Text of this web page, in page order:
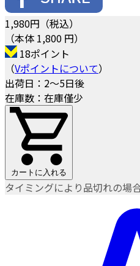
1,980円（税込）
（本体 1,800 円）
18ポイント
（Vポイントについて）
出荷日：2～5日後
在庫数：在庫僅少
カートに入れる
タイミングにより品切れの場